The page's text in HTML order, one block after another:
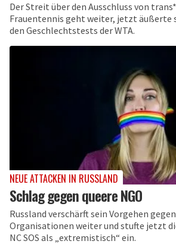
Der Streit über den Ausschluss von
Frauentennis geht weiter, jetzt äußerte
den Geschlechtstests der WTA.
NEUE ATTACKEN IN RUSSLAND
Schlag gegen queere NGO
Russland verschärft sein Vorgehen
Organisationen weiter und stufte jetzt
NC SOS als „extremistisch“ ein.